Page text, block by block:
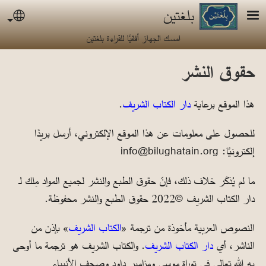
تجاوز إلى المحتوى الرئيسي
بلغتين
امسك الجهاز أفقيًا للقراءة بلغتين
حقوق النشر
هذا الموقع برعايةدار الكتاب الشريف.
للحصول على معلومات عن هذا الموقع الإلكتروني، أرسل بريدًا
إلكترونيًا: info@bilughatain.org
ما لم يُذكَر خلاف ذلك، فإنّ حقوق الطبع والنشر لجميع المواد مِلك لـ
دار الكتاب الشريف ©2022 حقوق الطبع والنشر محفوظة.
النصوص العربية مأخوذة من ترجمة «الكتاب الشريف» بإذن من
الناشر، أيدار الكتاب الشريف. والكتاب الشريف هو ترجمة ما أوحى